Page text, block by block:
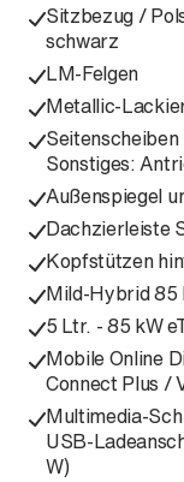
Sitzbezug /
schwarz
LM-Felgen
Metallic-
Sonstiges:
Außenspiegel
Dachzierleiste
Kopfstützen
Mild-Hybrid 85
5 Ltr. - 85 kW
Mobile Online
Connect Plus /
Multimedia-
USB-
W)